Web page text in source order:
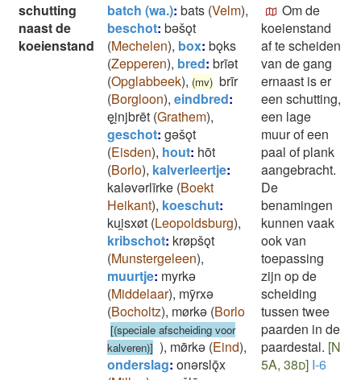
schutting
naast de
koeienstand
batch (wa.): bats (Velm),
beschot: bǝšǫt
(Mechelen), box: bǫks
(Zepperen), bred: brīǝt
(Opglabbeek), (mv) brīr
(Borgloon), eindbred:
ęi̯njbrēt (Grathem),
geschot: gǝšǫt
(Eisden), hout: hōt
(Borlo), kalverleertje:
kalǝvǝrlīrke (Boekt
Heikant), koeschut:
kui̯sxøt (Leopoldsburg),
kribschot: krøpšǫt
(Munstergeleen),
muurtje: myrkǝ
(Middelaar), mȳrxǝ
(Bocholtz), mørkǝ (Borlo
[(speciale afscheiding voor
kalveren)] ), mø̄rkǝ (Eind),
onderslag: onǝrslǭx
Om de
koeienstand
af te scheiden
van de gang
ernaast is er
een schutting,
een lage
muur of een
paal of plank
aangebracht.
De
benamingen
kunnen vaak
ook van
toepassing
zijn op de
scheiding
tussen twee
paarden in de
paardestal. [N
5A, 38d] I-6